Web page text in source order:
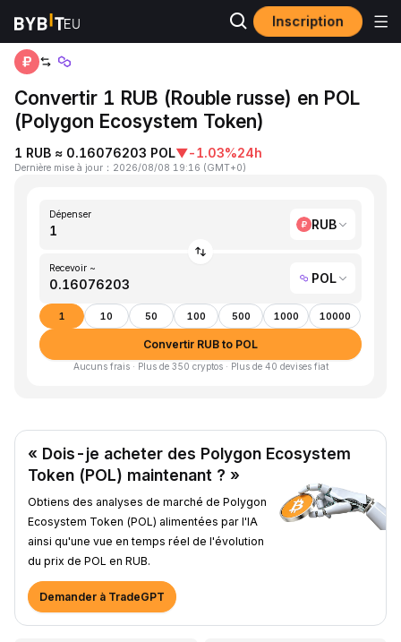
Inscription
Accueil RUB to POL
Convertir 1 RUB (Rouble russe) en POL
(Polygon Ecosystem Token)
1 RUB ≈ 0.16076203 POL▼-1.03%24h
Dernière mise à jour ： 2026/08/08 19:16 (GMT+0)
Dépenser
RUB
Recevoir ~
POL
1 10 50 100 500 1000 10000
Convertir RUB to POL
Aucuns frais · Plus de 350 cryptos · Plus de 40 devises fiat
« Dois-je acheter des Polygon Ecosystem
Token (POL) maintenant ? »
Obtiens des analyses de marché de Polygon
Ecosystem Token (POL) alimentées par l'IA
ainsi qu'une vue en temps réel de l'évolution
du prix de POL en RUB.
Demander à TradeGPT